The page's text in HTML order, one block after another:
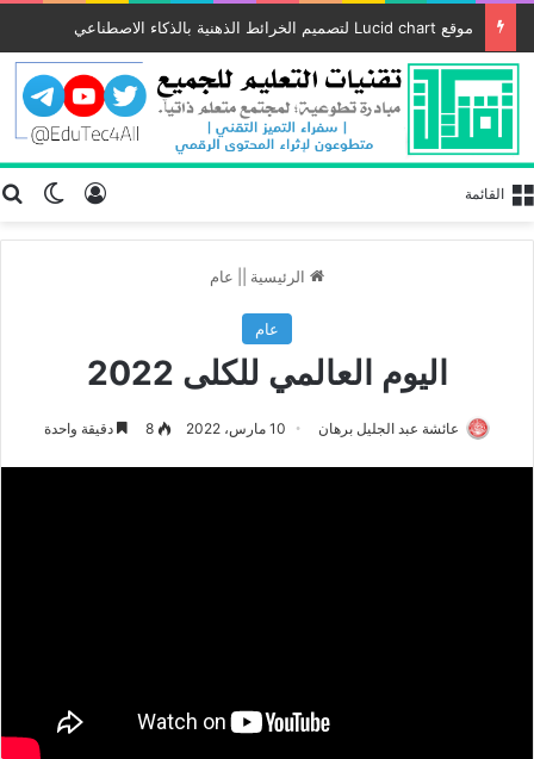
موقع Lucid chart لتصميم الخرائط الذهنية بالذكاء الاصطناعي
تسجيل القائمة
الرئيسية عام
عام
اليوم العالمي للكلى 2022
عائشة عبد الجليل برهان 10 مارس، 2022 8 دقيقة واحدة